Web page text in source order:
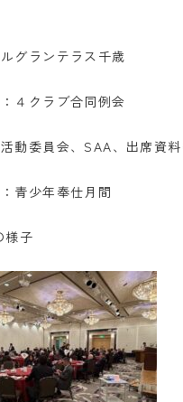
局の案内
グランテラス千歳
４クラブ合同例会
動委員会、SAA、出席資
青少年奉仕月間
様子